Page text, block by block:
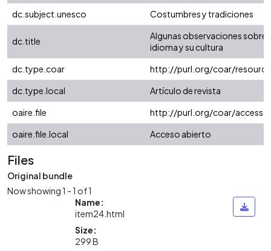
dc.subject.unesco
Costumbres y tradiciones
dc.title
Algunas observaciones sobre
idioma y su cultura
dc.type.coar
http://purl.org/coar/
dc.type.local
Artículo de revista
oaire.file
http://purl.org/coar/
oaire.file.local
Acceso abierto
Files
Original bundle
Now showing1 - 1 of 1
Name:
item24.html
Size:
299 B